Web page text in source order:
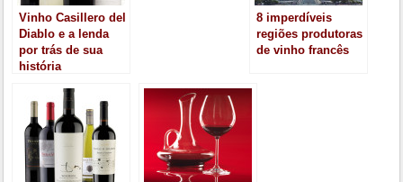
Vinho Casillero del
Diablo e a lenda
por trás de sua
história
8 imperdíveis
regiões produtoras
de vinho francês